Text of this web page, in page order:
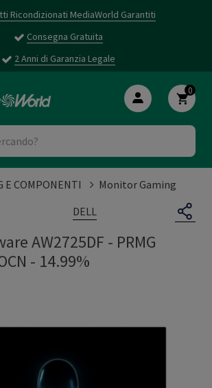
Ricondizionati MediaWorld Garantiti
Consegna Gratuita
2 Anni di Garanzia Legale
0
E COMPONENTI
Monitor Gaming
DELL
AW2725DF - PRMG
- 14.99%